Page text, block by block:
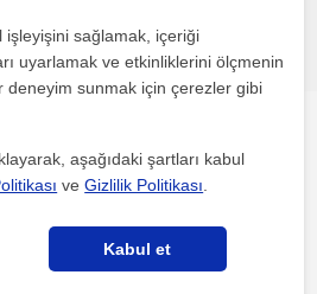
Hata bildirsağlamak, içeriği
uyarlamak ve etkinliklerini ölçmenin
deneyim sunmak için çerezler gibi
aşağıdaki şartları kabul
veGizlilik Politikası
Kabul et